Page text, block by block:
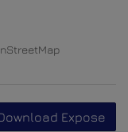
Expose